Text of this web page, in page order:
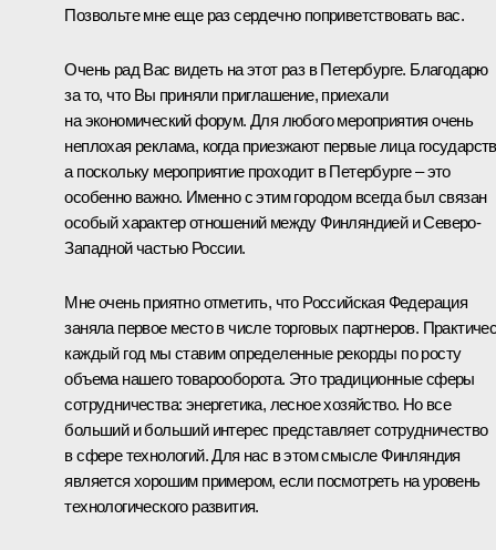
Позвольте мне еще раз сердечно поприветствовать вас.
Очень рад Вас видеть на этот раз в Петербурге. Благодарю
за то, что Вы приняли приглашение, приехали
на экономический форум. Для любого мероприятия очень
неплохая реклама, когда приезжают первые лица
а поскольку мероприятие проходит в Петербурге – это
особенно важно. Именно с этим городом всегда был связан
особый характер отношений между Финляндией и Северо-
Западной частью России.
Мне очень приятно отметить, что Российская Федерация
заняла первое место в числе торговых партнеров.
каждый год мы ставим определенные рекорды по росту
объема нашего товарооборота. Это традиционные сферы
сотрудничества: энергетика, лесное хозяйство. Но все
больший и больший интерес представляет сотрудничество
в сфере технологий. Для нас в этом смысле Финляндия
является хорошим примером, если посмотреть на уровень
технологического развития.